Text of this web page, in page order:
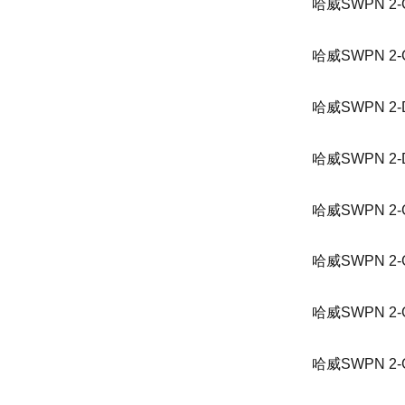
哈威SWPN
哈威SWPN 2-
哈威SWPN 2-
哈威SWPN
哈威SWPN 2-
哈威SWPN 2-
哈威SWPN 2-
哈威SWPN 2-